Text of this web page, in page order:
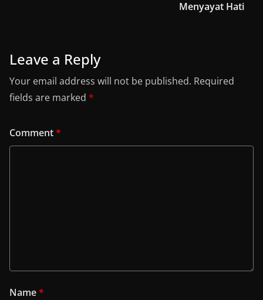
Menyayat Hati
Leave a Reply
Your email address will not be published. Required
fields are marked *
Comment*
Name*